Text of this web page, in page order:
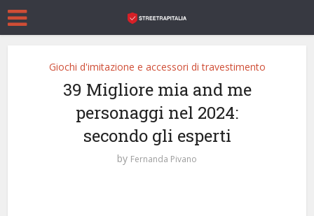
Giochi d'imitazione e accessori di travestimento
39 Migliore mia and me
personaggi nel 2024:
secondo gli esperti
by Fernanda Pivano